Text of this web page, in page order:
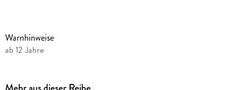
Unternehmungen bei denen sie, obwohl mit Bannkreisketten,
Degen und Leuchtbomben ausgerüstet, nicht selten ihr Leben
riskieren.
Warnhinweise
ab 12 Jahre